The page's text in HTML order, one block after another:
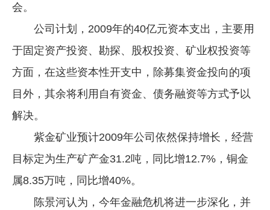
会。
公司计划，2009年的40亿元资本支出，主要用
于固定资产投资、勘探、股权投资、矿业权投资等
方面，在这些资本性开支中，除募集资金投向的项
目外，其余将利用自有资金、债务融资等方式予以
解决。
紫金矿业预计2009年公司依然保持增长，经营
目标定为生产矿产金31.2吨，同比增12.7%，铜金
属8.35万吨，同比增40%。
陈景河认为，今年金融危机将进一步深化，并